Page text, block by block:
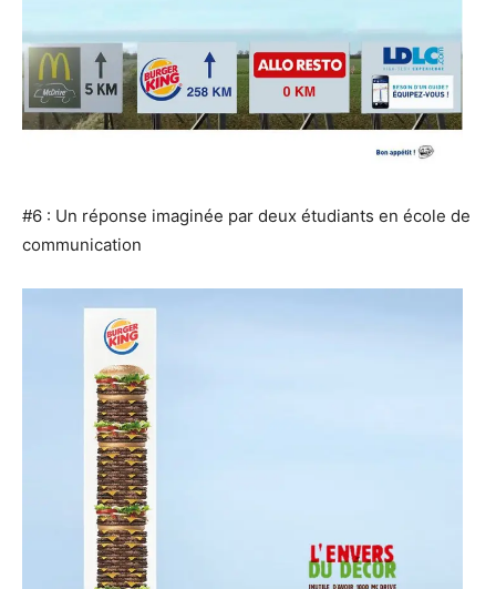
#6 : Un réponse imaginée par deux étudiants en école de
communication